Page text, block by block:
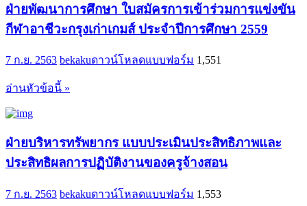
ฝ่ายพัฒนาการศึกษา ใบสมัครการเข้าร่วมการแข่งขัน
กีฬาอาชีวะกรุงเก่าเกมส์ ประจำปีการศึกษา 2559
7 ก.ย. 2563 bekakuดาวน์โหลดแบบฟอร์ม 1,551
อ่านหัวข้อนี้ »
ฝ่ายบริหารทรัพยากร แบบประเมินประสิทธิภาพและ
ประสิทธิผลการปฏิบัติงานของครูจ้างสอน
7 ก.ย. 2563 bekakuดาวน์โหลดแบบฟอร์ม 1,553